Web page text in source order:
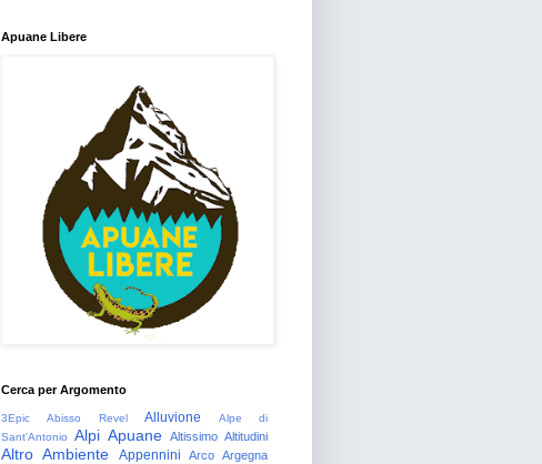
Apuane Libere
Cerca per Argomento
3Epic Abisso Revel Alluvione
Alpe di
Sant'Antonio
Alpi Apuane Altissimo Altitudini
Altro Ambiente Appennini Arco Argegna